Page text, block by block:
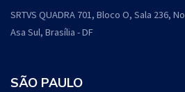
SRTVS QUADRA 701, Bloco O, Sala 236,
Asa Sul, Brasília - DF
SÃO PAULO